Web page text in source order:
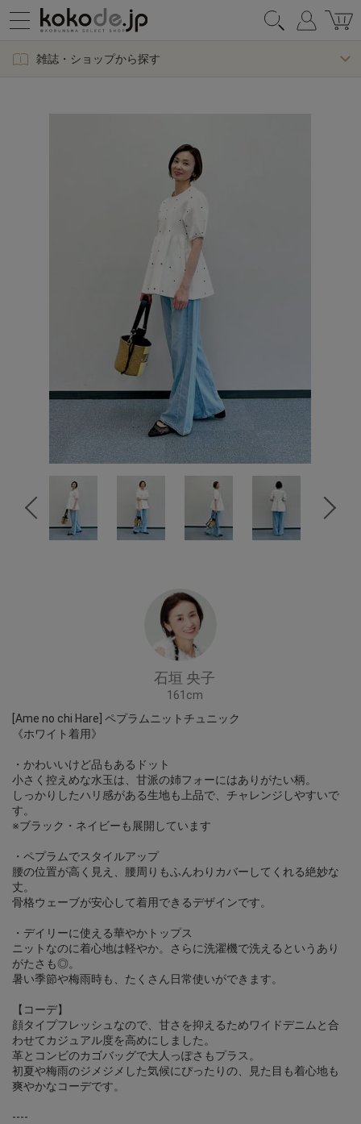
雑誌・ショップから探す
石垣 央子
161cm
[Ame no chi Hare] ペプラムニットチュニック
《ホワイト着用》
・かわいいけど品もあるドット
小さく控えめな水玉は、甘派の姉フォーにはありがたい柄。
しっかりしたハリ感がある生地も上品で、チャレンジしやすいで
す。
※ブラック・ネイビーも展開しています
・ペプラムでスタイルアップ
腰の位置が高く見え、腰周りもふんわりカバーしてくれる絶妙な
丈。
骨格ウェーブが安心して着用できるデザインです。
・デイリーに使える華やかトップス
ニットなのに着心地は軽やか。さらに洗濯機で洗えるというあり
がたさも◎。
暑い季節や梅雨時も、たくさん日常使いができます。
【コーデ】
顔タイプフレッシュなので、甘さを抑えるためワイドデニムと合
わせてカジュアル度を高めにしました。
革とコンビのカゴバッグで大人っぽさもプラス。
初夏や梅雨のジメジメした気候にぴったりの、見た目も着心地も
爽やかなコーデです。
----